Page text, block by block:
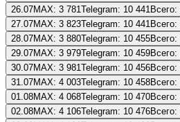
26.07MAX: 3 781Telegram: 10 441Всего:
27.07MAX: 3 823Telegram: 10 441Всего:
28.07MAX: 3 880Telegram: 10 455Всего:
29.07MAX: 3 979Telegram: 10 459Всего:
30.07MAX: 3 981Telegram: 10 456Всего:
31.07MAX: 4 003Telegram: 10 458Всего:
01.08MAX: 4 068Telegram: 10 470Всего:
02.08MAX: 4 106Telegram: 10 476Всего: